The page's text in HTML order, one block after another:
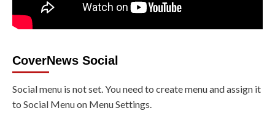
CoverNews Social
Social menu is not set. You need to create menu and assign it
to Social Menu on Menu Settings.